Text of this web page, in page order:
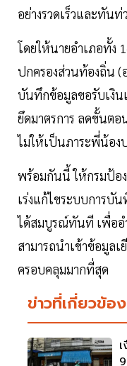
อย่างรวดเร็วและทันท่
โดยให้นายอำเภอทั้ง
ปกครองส่วนท้องถิ่น (
บันทึกข้อมูลขอรับเงิน
ยึดมาตรการ ลดขั้นต
ไม่ให้เป็นภาระพี่น้อง
พร้อมกันนี้ ให้กรมป้อ
เร่งแก้ไขระบบการบั
ได้สมบูรณ์ทันที เพื่ออ
สามารถนำเข้าข้อมูลเ
ครอบคลุมมากที่สุด
ข่าวที่เกี่ยวข้อง